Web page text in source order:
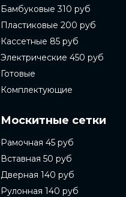
Бамбуковые 310 руб
Пластиковые 200 руб
Кассетные 85 руб
Электрические 450 руб
Готовые
Комплектующие
Москитные сетки
Рамочная 45 руб
Вставная 50 руб
Дверная 140 руб
Рулонная 140 руб